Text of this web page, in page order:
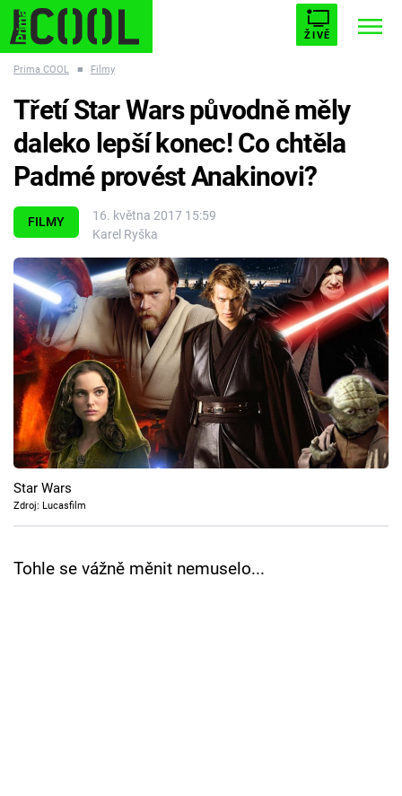
ŽIVĚ
ESCAPE PLNEJ KOTEL AVENGERS 5
Témata
Filmy
Seriály
Hry
Cool Esport
Pořady
TV Program
Prima COOL ■ Filmy
FILMY
16. května 2017 15:59
Karel Ryška
Třetí Star Wars původně měly
daleko lepší konec! Co chtěla
Padmé provést Anakinovi?
Star Wars
Zdroj: Lucasfilm
Tohle se vážně měnit nemuselo...